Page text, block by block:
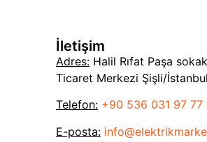
İletişim
Adres:Halil Rıfat Paşa
Ticaret Merkezi Şişli/İstanbul
Telefon: +90 536 031 97 77
E-posta: